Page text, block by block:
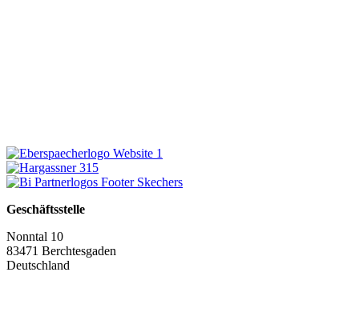
Geschäftsstelle
Nonntal 10
83471 Berchtesgaden
Deutschland